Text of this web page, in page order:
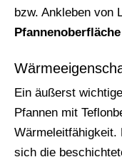
bzw. Ankleben von
Pfannenoberfläche
Ein äußerst
Pfannen mit
Wärmeleitfähigkeit.
sich die